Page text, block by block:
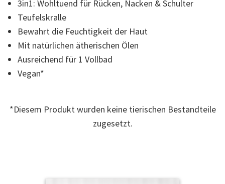
auf
Seite.
3in1: Wohltuend für Rücken, Nacken & Schulter
Teufelskralle
Bewahrt die Feuchtigkeit der Haut
Mit natürlichen ätherischen Ölen
Ausreichend für 1 Vollbad
Vegan*
*Diesem Produkt wurden keine tierischen Bestandteile
zugesetzt.